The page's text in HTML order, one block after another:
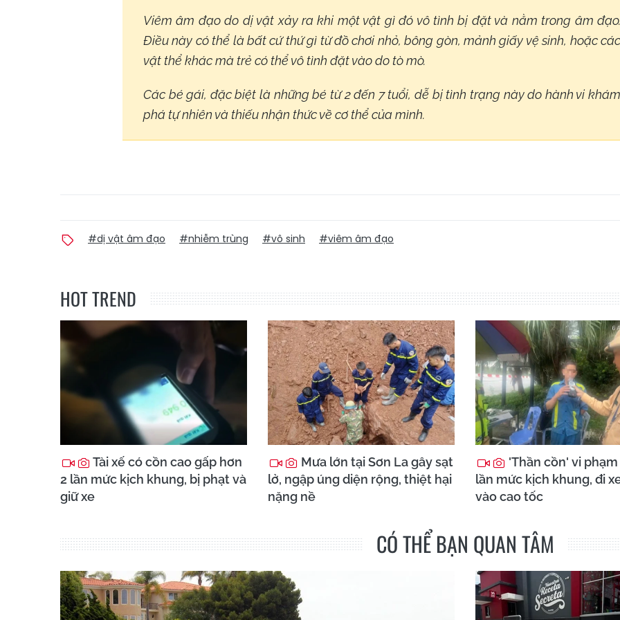
Viêm âm đạo do dị vật xảy ra khi một vật gì đó vô tình bị đặt và nằm trong âm đạo.
Điều này có thể là bất cứ thứ gì từ đồ chơi nhỏ, bông gòn, mảnh giấy vệ sinh, hoặc các
vật thể khác mà trẻ có thể vô tình đặt vào do tò mò.
Các bé gái, đặc biệt là những bé từ 2 đến 7 tuổi, dễ bị tình trạng này do hành vi khám
phá tự nhiên và thiếu nhận thức về cơ thể của mình.
#dị vật âm đạo #nhiễm trùng #vô sinh #viêm âm đạo
HOT TREND
Tài xế có cồn cao gấp hơn
2 lần mức kịch khung, bị phạt và
giữ xe
Mưa lớn tại Sơn La gây sạt
lở, ngập úng diện rộng, thiệt hại
nặng nề
'Thần cồn' vi
lần mức kịch khung, đi
vào cao tốc
CÓ THỂ BẠN QUAN TÂM